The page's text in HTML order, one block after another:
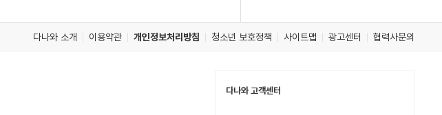
다나와 소개 이용약관 개인정보처리방침 청소년 보호정책 사이트맵 광고센터 협력사문의
다나와 고객센터